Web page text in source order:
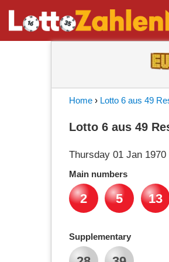
Home › Lotto 6 aus 49
Lotto 6 aus 49
Thursday 01 Jan 1970
Main numbers
2 5 13
Supplementary